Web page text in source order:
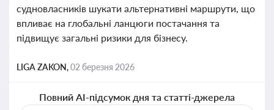
судновласників шукати альтернативні маршрути, що
впливає на глобальні ланцюги постачання та
підвищує загальні ризики для бізнесу.
LIGA ZAKON,02 березня 2026
Повний AI-підсумок дня та статті-джерела